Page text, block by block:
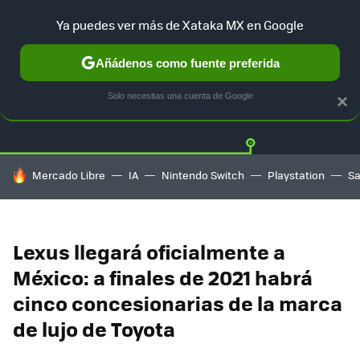
TESLA UBER AUTO ELECTRICO Twitter
HOY SE HABLA DE
Mercado Libre IA Nintendo Switch Playstation
Lexus llegará oficialmente a
México: a finales de 2021 habrá
cinco concesionarias de la marca
de lujo de Toyota
×
Ya puedes ver más de Xataka MX en Google
Añádenos como fuente preferida
Solo necesitas una cuenta de Google